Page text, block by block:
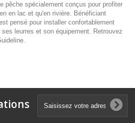
pêche spécialement conçus pour profiter
en lac et qu'en rivière. Bénéficiant
pensé pour installer confortablement
leurres et son équipement. Retrouvez